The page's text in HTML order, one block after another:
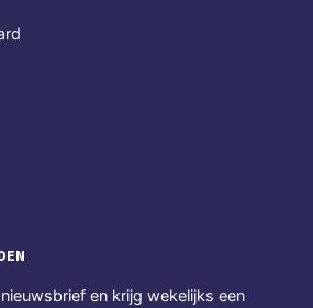
en krijg wekelijks een